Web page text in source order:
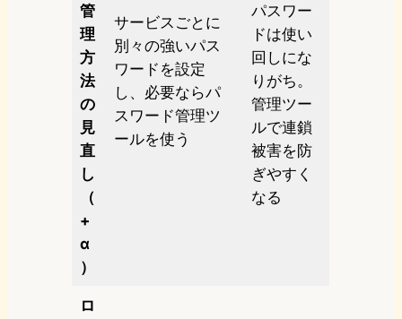
管
理
方
法
の
見
直
し
（
+
α
）
サービスごとに
別々の強いパス
ワードを設定
し、必要ならパ
スワード管理ツ
ールを使う
パスワー
ドは使い
回しにな
りがち。
管理ツー
ルで連鎖
被害を防
ぎやすく
なる
ロ